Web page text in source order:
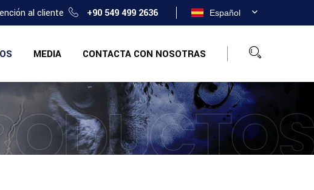
al cliente +90 549 499 2636 Español
MEDIA CONTACTA CON NOSOTRAS